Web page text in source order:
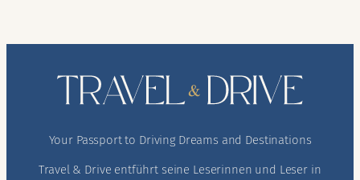
Your Passport to Driving Dreams and Destinations
Travel & Drive entführt seine Leserinnen und Leser in